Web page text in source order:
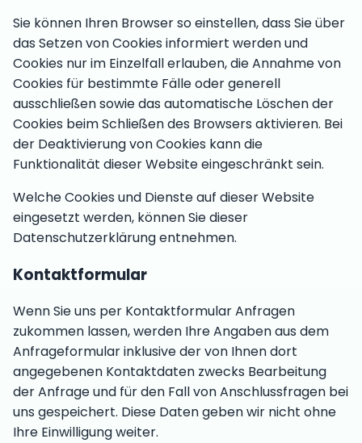
Sie können Ihren Browser so einstellen, dass Sie über
das Setzen von Cookies informiert werden und
Cookies nur im Einzelfall erlauben, die Annahme von
Cookies für bestimmte Fälle oder generell
ausschließen sowie das automatische Löschen der
Cookies beim Schließen des Browsers aktivieren. Bei
der Deaktivierung von Cookies kann die
Funktionalität dieser Website eingeschränkt sein.
Welche Cookies und Dienste auf dieser Website
eingesetzt werden, können Sie dieser
Datenschutzerklärung entnehmen.
Kontaktformular
Wenn Sie uns per Kontaktformular Anfragen
zukommen lassen, werden Ihre Angaben aus dem
Anfrageformular inklusive der von Ihnen dort
angegebenen Kontaktdaten zwecks Bearbeitung
der Anfrage und für den Fall von Anschlussfragen bei
uns gespeichert. Diese Daten geben wir nicht ohne
Ihre Einwilligung weiter.